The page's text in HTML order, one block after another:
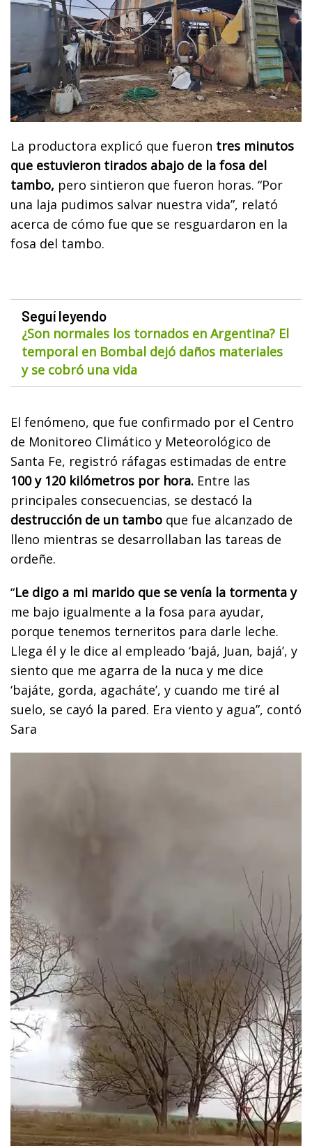
La productora explicó que fueron tres minutos
que estuvieron tirados abajo de la fosa del
tambo, pero sintieron que fueron horas. “Por
una laja pudimos salvar nuestra vida”, relató
acerca de cómo fue que se resguardaron en la
fosa del tambo.
Seguí leyendo
¿Son normales los tornados en Argentina? El
temporal en Bombal dejó daños materiales
y se cobró una vida
El fenómeno, que fue confirmado por el Centro
de Monitoreo Climático y Meteorológico de
Santa Fe, registró ráfagas estimadas de entre
100 y 120 kilómetros por hora. Entre las
principales consecuencias, se destacó la
destrucción de un tambo que fue alcanzado de
lleno mientras se desarrollaban las tareas de
ordeñe.
“Le digo a mi marido que se venía la tormenta y
me bajo igualmente a la fosa para ayudar,
porque tenemos terneritos para darle leche.
Llega él y le dice al empleado ‘bajá, Juan, bajá’, y
siento que me agarra de la nuca y me dice
‘bajáte, gorda, agacháte’, y cuando me tiré al
suelo, se cayó la pared. Era viento y agua”, contó
Sara